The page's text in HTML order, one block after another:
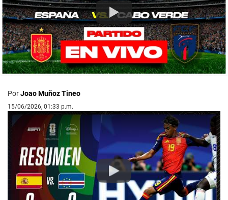
PorJoao Muñoz Tineo
15/06/2026, 01:33 p.m.
Play